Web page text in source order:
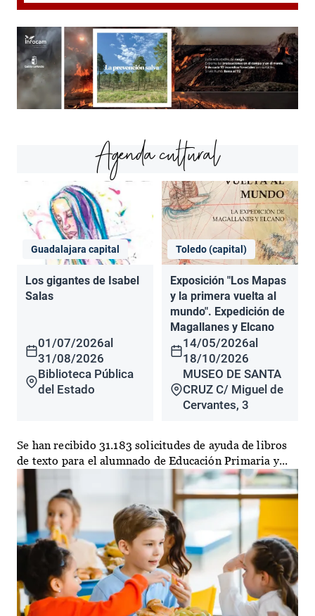
Agenda cultural
Guadalajara capital
Los gigantes de Isabel
Salas
01/07/2026al
31/08/2026
Biblioteca Pública
del Estado
Toledo (capital)
Exposición "Los Mapas
y la primera vuelta al
mundo". Expedición de
Magallanes y Elcano
14/05/2026al
18/10/2026
MUSEO DE SANTA
CRUZ C/ Miguel de
Cervantes, 3
Se han recibido 31.183 solicitudes de ayuda de libros
de texto para el alumnado de Educación Primaria y...